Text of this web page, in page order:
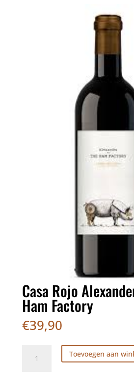
Casa Rojo
Ham Factory
€39,90
Toevoegen aan